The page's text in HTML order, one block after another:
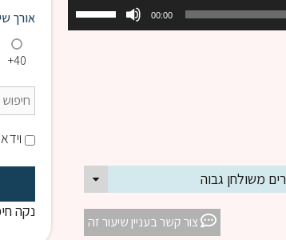
00:00
למעלה/למטה
להגביר
צור קשר בעניין שיעור זה
אורך
40+
נקה